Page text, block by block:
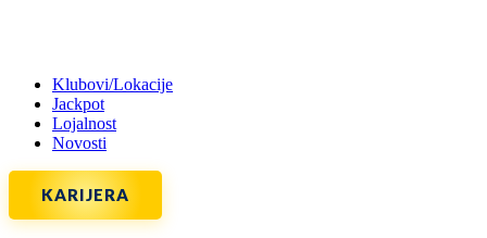
Klubovi/Lokacije
Jackpot
Lojalnost
Novosti
KARIJERA